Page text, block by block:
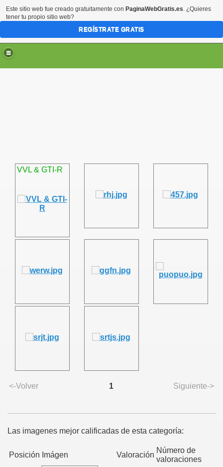
VVL & GTI-R
<-Volver 1 Siguiente->
Las imagenes mejor calificadas de esta categoría:
Posición Imágen Valoración
Número de
valoraciones
Este sitio web fue creado gratuitamente con PaginaWebGratis.es. ¿Quieres
tener tu propio sitio web?
REGÍSTRATE GRATIS